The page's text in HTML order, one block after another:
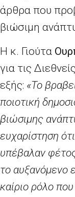
άρθρα που
βιώσιμη
Η κ. Γιούτα
για τις
εξής: «Το
ποιοτική
βιώσιμης
ευχαρίστηση
υπέβαλαν
το αυξανόμενο
καίριο ρόλο